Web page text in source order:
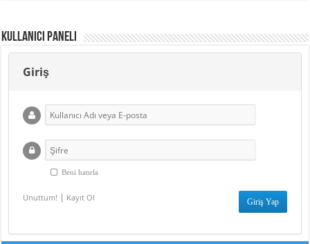
Kullanıcı Paneli
Giriş
Beni hatırla
Unuttum! | Kayıt Ol